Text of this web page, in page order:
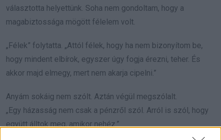
választotta helyettünk. Soha nem gondoltam, hogy a
magabiztossága mögött félelem volt.
„Félek” folytatta. „Attól félek, hogy ha nem bizonyítom be,
hogy mindent elbírok, egyszer úgy fogja érezni, teher. És
akkor majd elmegy, mert nem akarja cipelni.”
Anyám sokáig nem szólt. Aztán végül megszólalt.
„Egy házasság nem csak a pénzről szól. Arról is szól, hogy
együtt álltok meg, amikor nehéz.”